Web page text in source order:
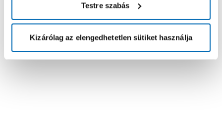
Testre szabás
Kizárólag az elengedhetetlen sütiket használja